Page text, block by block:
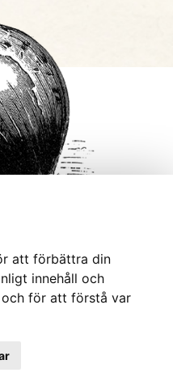
att förbättra din
innehåll och
för att förstå var